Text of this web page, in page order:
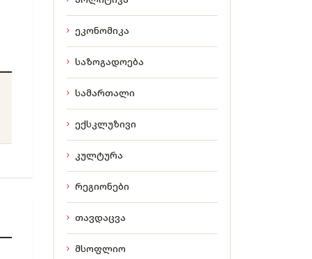
ეკონომიკა
საზოგადოება
სამართალი
ექსკლუზივი
კულტურა
რეგიონები
თავდაცვა
მსოფლიო